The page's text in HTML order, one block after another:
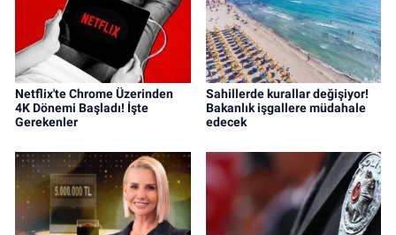
Netflix'te Chrome Üzerinden
4K Dönemi Başladı! İşte
Gerekenler
Sahillerde kurallar değişiyor!
Bakanlık işgallere müdahale
edecek